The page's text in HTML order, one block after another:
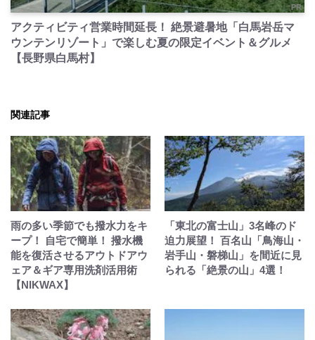
PR
アクティビティ営業時間延長！ 絶景避暑地「白馬岩岳マ
ウンテンリゾート」で楽しむ夏の限定イベント＆グルメ
【長野県白馬村】
関連記事
雨の多い季節でも撥水力をキ
ープ！ 自宅で簡単！ 撥水機
能を復活させるアウトドアウ
ェア＆ギア専用洗剤活用術
【NIKWAX】
「東北の富士山」3名峰のド
迫力展望！ 百名山「鳥海山・
岩手山・磐梯山」を間近に見
られる「絶景の山」4選！